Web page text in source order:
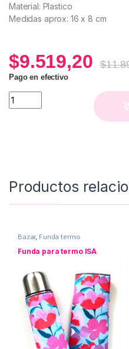
Material: Plastico
Medidas aprox: 16 x 8 cm
$9.519,20 $
Pago en efectivo
Auto Mate Todo Saldra Bien
Productos
Bazar, Funda termo
Funda para termo ISA